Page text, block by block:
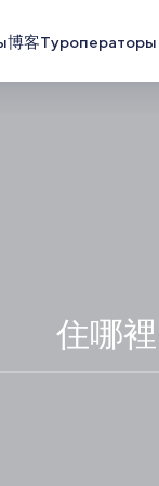
博客Туроператоры
住哪裡